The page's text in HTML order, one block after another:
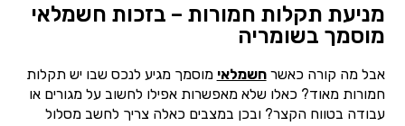
מניעת תקלות חמורות – בזכות חשמלאי
מוסמך בשומריה
אבל מה קורה כאשרחשמלאי מוסמך מגיע לנכס שבו יש תקלות
חמורות מאוד? כאלו שלא מאפשרות אפילו לחשוב על מגורים או
עבודה בטווח הקצר? ובכן במצבים כאלה צריך לחשב מסלול